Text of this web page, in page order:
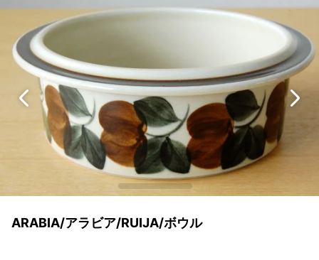
ARABIA/アラビア/RUIJA/ボウル